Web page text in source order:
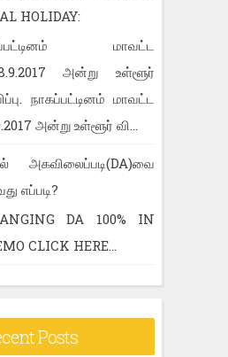
HOLIDAY:
மாவட்ட
அன்று உள்ளூர்
நாகப்பட்டினம் மாவட்ட
அன்று உள்ளூர் வி...
அகவிலைப்படி(DA)வை
எப்படி?
DA 100% IN
CLICK HERE...
Posts